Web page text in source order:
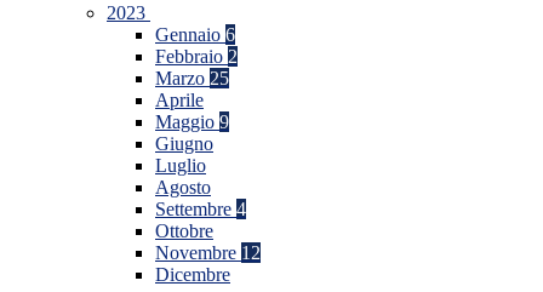
2023
Gennaio 6
Febbraio 2
Marzo 25
Aprile
Maggio 9
Giugno
Luglio
Agosto
Settembre 4
Ottobre
Novembre 12
Dicembre